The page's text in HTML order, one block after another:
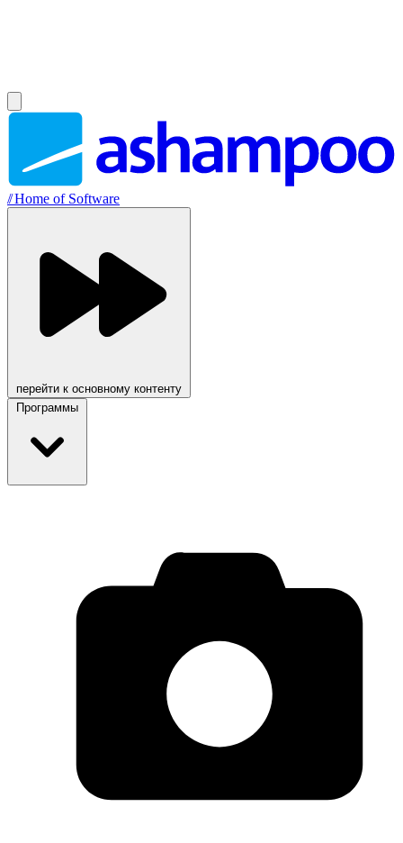
//Home of Software
перейти к основному контенту
Программы